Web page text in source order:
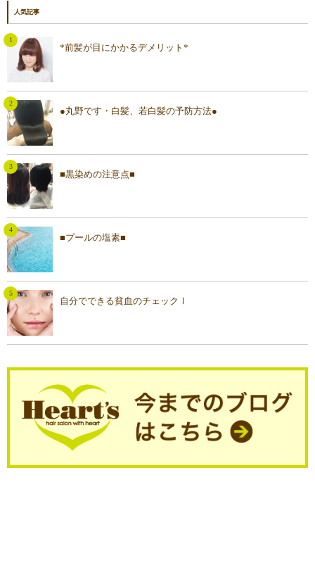
人気記事
*前髪が目にかかるデメリット*
●丸野です・白髪、若白髪の予防方法●
■黒染めの注意点■
■プールの塩素■
自分でできる貧血のチェックⅠ